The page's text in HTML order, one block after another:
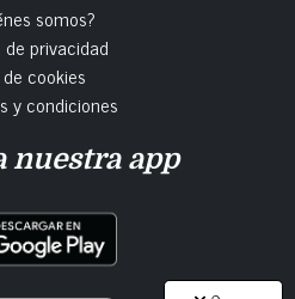
somos?
privacidad
cookies
y condiciones
nuestra app